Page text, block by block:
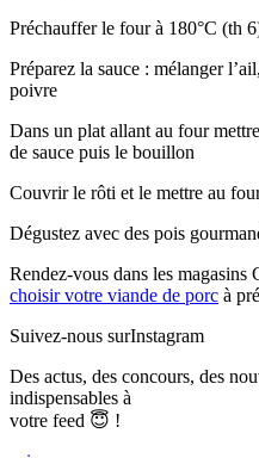
Préchauffer le four à 180°C (th
Préparez la sauce : mélanger
poivre
Dans un plat allant au four
de sauce puis le bouillon
Couvrir le rôti et le mettre au
Dégustez avec des pois
Rendez-vous dans les magasins
choisir votre viande de porc à
Suivez-nous surInstagram
Des actus, des concours, des
indispensables à
votre feed 😇 !